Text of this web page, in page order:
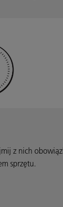
z nich
sprzętu.